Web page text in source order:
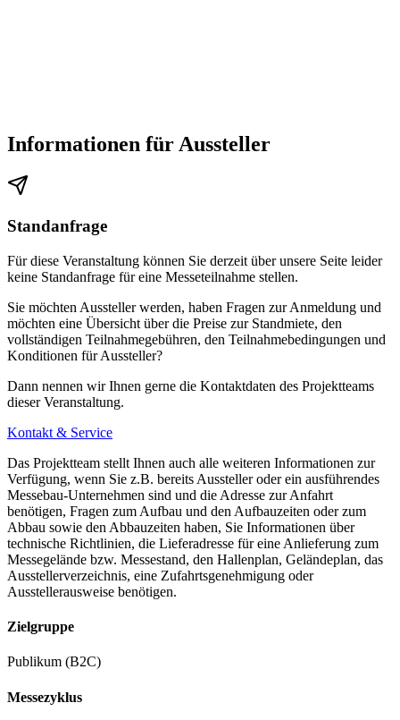
Informationen für Aussteller
Standanfrage
Für diese Veranstaltung können Sie derzeit über unsere Seite leider
keine Standanfrage für eine Messeteilnahme stellen.
Sie möchten Aussteller werden, haben Fragen zur Anmeldung und
möchten eine Übersicht über die Preise zur Standmiete, den
vollständigen Teilnahmegebühren, den Teilnahmebedingungen und
Konditionen für Aussteller?
Dann nennen wir Ihnen gerne die Kontaktdaten des Projektteams
dieser Veranstaltung.
Kontakt & Service
Das Projektteam stellt Ihnen auch alle weiteren Informationen zur
Verfügung, wenn Sie z.B. bereits Aussteller oder ein ausführendes
Messebau-Unternehmen sind und die Adresse zur Anfahrt
benötigen, Fragen zum Aufbau und den Aufbauzeiten oder zum
Abbau sowie den Abbauzeiten haben, Sie Informationen über
technische Richtlinien, die Lieferadresse für eine Anlieferung zum
Messegelände bzw. Messestand, den Hallenplan, Geländeplan, das
Ausstellerverzeichnis, eine Zufahrtsgenehmigung oder
Ausstellerausweise benötigen.
Zielgruppe
Publikum (B2C)
Messezyklus